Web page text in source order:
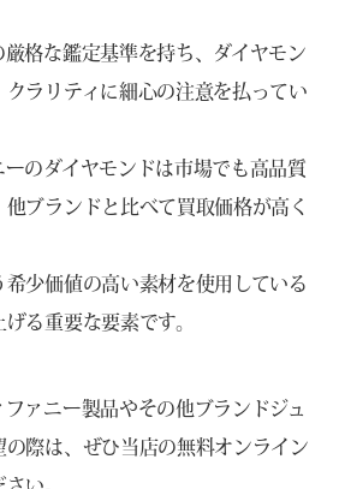
格な鑑定基準を持ち、ダイヤモン
クラリティに細心の注意を払ってい
のダイヤモンドは市場でも高品質
ブランドと比べて買取価格が高く
少価値の高い素材を使用している
る重要な要素です。
ァニー製品やその他ブランドジュ
の際は、ぜひ当店の無料オンライン